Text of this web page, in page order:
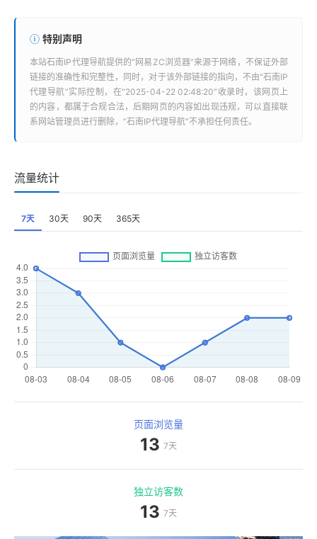
特别声明
本站石南IP代理导航提供的“ 网易ZC浏览器”来源于网络，不保证外部
链接的准确性和完整性，同时，对于该外部链接的指向，不由“石南IP
代理导航”实际控制，在“2025-04-22 02:48:20”收录时，该网页上
的内容，都属于合规合法，后期网页的内容如出现违规，可以直接联
系网站管理员进行删除，“石南IP代理导航”不承担任何责任。
流量统计
7天 30天 90天 365天
页面浏览量
13 7天
独立访客数
13 7天